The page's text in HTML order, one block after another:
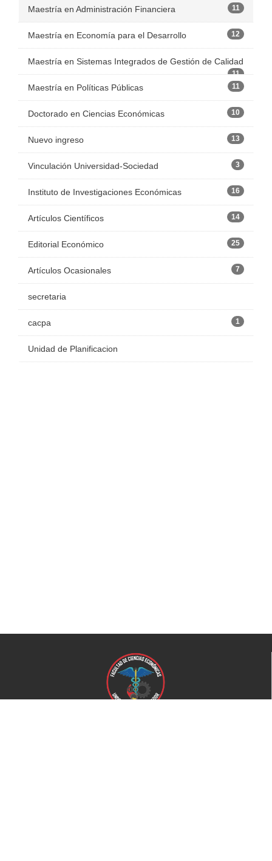
Maestría en Administración Financiera 11
Maestría en Economía para el Desarrollo 12
Maestría en Sistemas Integrados de Gestión de Calidad
11
Maestría en Políticas Públicas 11
Doctorado en Ciencias Económicas 10
Nuevo ingreso 13
Vinculación Universidad-Sociedad 3
Instituto de Investigaciones Económicas 16
Artículos Científicos 14
Editorial Económico 25
Artículos Ocasionales 7
secretaria
cacpa 1
Unidad de Planificacion